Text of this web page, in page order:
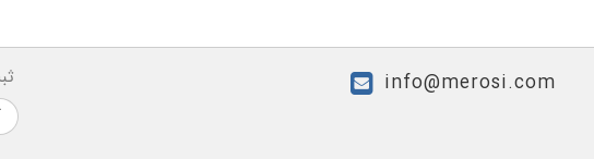
info@merosi.com